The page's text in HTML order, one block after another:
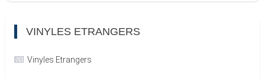
VINYLES ETRANGERS
Vinyles Etrangers